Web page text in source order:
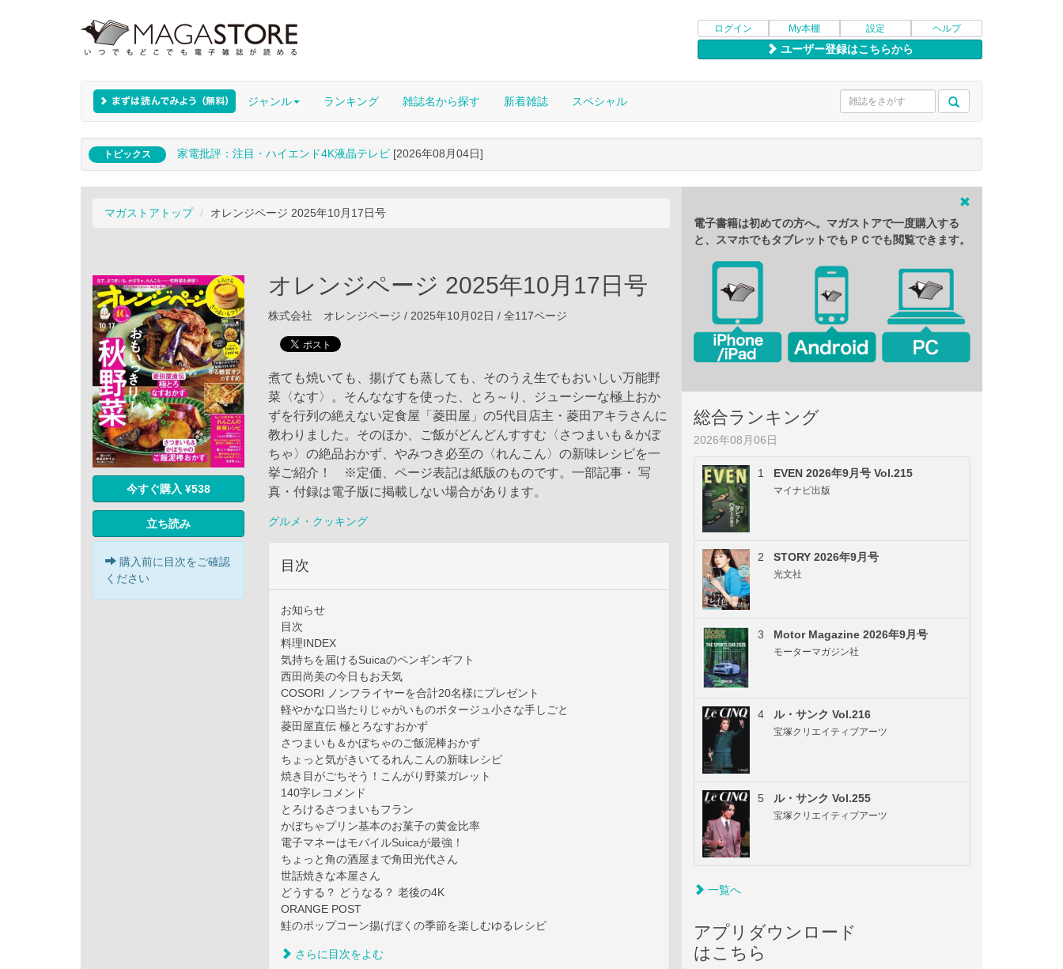
ログイン My本棚 設定 ヘルプ
ユーザー登録はこちらから
ジャンル ランキング 雑誌名から探す 新着雑誌 スペシャル
トピックス 家電批評：注目・ハイエンド4K液晶テレビ [2026年08月04日]
マガストアトップ オレンジページ 2025年10月17日号
今すぐ購入 ¥538
立ち読み
購入前に目次をご確認
ください
オレンジページ 2025年10月17日号
株式会社 オレンジページ / 2025年10月02日 / 全117ページ
煮ても焼いても、揚げても蒸しても、そのうえ生でもおいしい万能野
菜〈なす〉。そんななすを使った、とろ～り、ジューシーな極上おか
ずを行列の絶えない定食屋「菱田屋」の5代目店主・菱田アキラさんに
教わりました。そのほか、ご飯がどんどんすすむ〈さつまいも＆かぼ
ちゃ〉の絶品おかず、やみつき必至の〈れんこん〉の新味レシピを一
挙ご紹介！ ※定価、ページ表記は紙版のものです。一部記事・ 写
真・付録は電子版に掲載しない場合があります。
グルメ・クッキング
目次
お知らせ
目次
料理INDEX
気持ちを届けるSuicaのペンギンギフト
西田尚美の今日もお天気
COSORI ノンフライヤーを合計20名様にプレゼント
軽やかな口当たりじゃがいものポタージュ小さな手しごと
菱田屋直伝 極とろなすおかず
さつまいも＆かぼちゃのご飯泥棒おかず
ちょっと気がきいてるれんこんの新味レシピ
焼き目がごちそう！こんがり野菜ガレット
140字レコメンド
とろけるさつまいもフラン
かぼちゃプリン基本のお菓子の黄金比率
電子マネーはモバイルSuicaが最強！
ちょっと角の酒屋まで角田光代さん
世話焼きな本屋さん
どうする？ どうなる？ 老後の4K
ORANGE POST
鮭のポップコーン揚げぼくの季節を楽しむゆるレシピ
さらに目次をよむ
電子書籍は初めての方へ。マガストアで一度購入する
と、スマホでもタブレットでもＰＣでも閲覧できます。
総合ランキング
2026年08月06日
1 EVEN 2026年9月号 Vol.215
マイナビ出版
2 STORY 2026年9月号
光文社
3 Motor Magazine 2026年9月号
モーターマガジン社
4 ル・サンク Vol.216
宝塚クリエイティブアーツ
5 ル・サンク Vol.255
宝塚クリエイティブアーツ
一覧へ
アプリダウンロード
はこちら